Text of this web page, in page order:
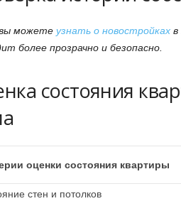
можете узнать о новостройкахв
более прозрачно и безопасно.
состояния
оценки состояния квартиры
стен и потолков